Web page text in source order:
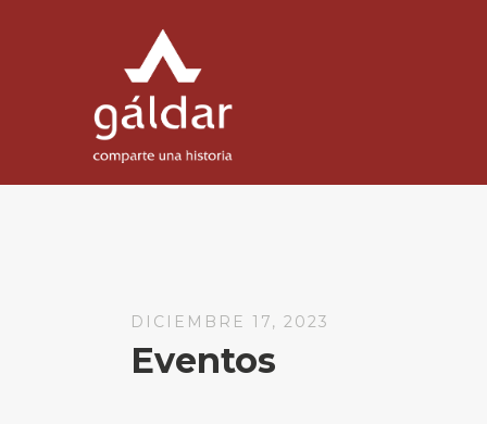
DICIEMBRE 17, 2023
Eventos